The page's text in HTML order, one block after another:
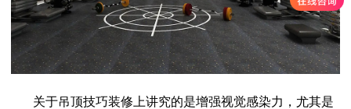
关于吊顶技巧装修上讲究的是增强视觉感染力，尤其是